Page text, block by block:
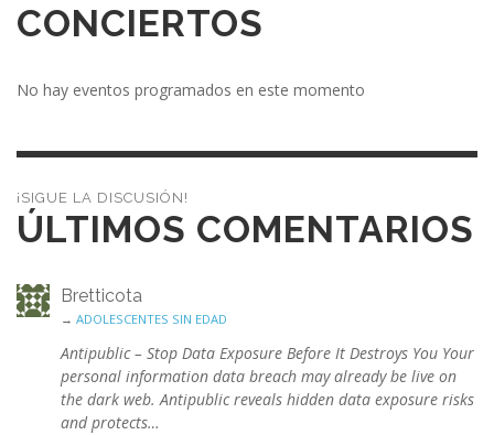
CONCIERTOS
No hay eventos programados en este momento
¡SIGUE LA DISCUSIÓN!
ÚLTIMOS COMENTARIOS
Bretticota
→ ADOLESCENTES SIN EDAD
Antipublic – Stop Data Exposure Before It Destroys You Your
personal information data breach may already be live on
the dark web. Antipublic reveals hidden data exposure risks
and protects…